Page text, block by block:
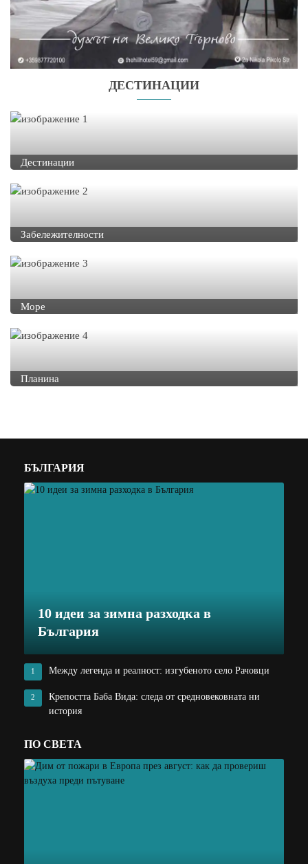
ДЕСТИНАЦИИ
Дестинации
Забележителности
Море
Планина
БЪЛГАРИЯ
10 идеи за зимна разходка в
България
1 Между легенда и реалност: изгубеното село Рачовци
2
Крепостта Баба Вида: следа от средновековната ни
история
ПО СВЕТА